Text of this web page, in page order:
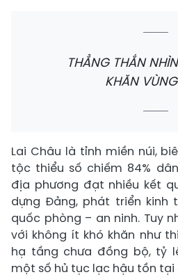
THẲNG THẮN
KHĂN
Lai Châu là tỉnh miền núi,
tộc thiểu số chiếm 84%
địa phương đạt nhiều kết
dựng Đảng, phát triển kinh
quốc phòng – an ninh. Tuy
với không ít khó khăn như
hạ tầng chưa đồng bộ, tỷ
một số hủ tục lạc hậu tồn tại